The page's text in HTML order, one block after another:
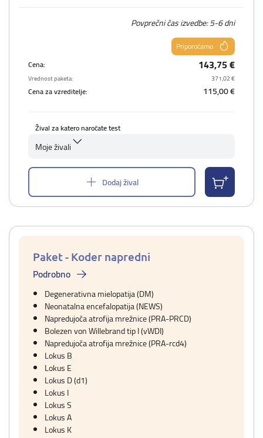
Povprečni čas izvedbe: 5-6 dni
Priporočamo
Cena:
143,75 €
Vrednost paketa: 371,02 €
Cena za vzreditelje: 115,00 €
Žival za katero naročate test
Moje živali
Dodaj žival
Paket - Koder napredni
Podrobno
Degenerativna mielopatija (DM)
Neonatalna encefalopatija (NEWS)
Napredujoča atrofija mrežnice (PRA-PRCD)
Bolezen von Willebrand tip I (vWDI)
Napredujoča atrofija mrežnice (PRA-rcd4)
Lokus B
Lokus E
Lokus D (d1)
Lokus I
Lokus S
Lokus A
Lokus K